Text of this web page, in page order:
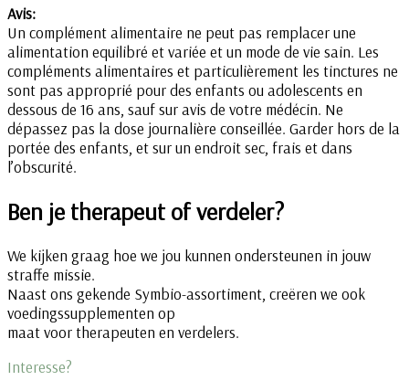
Avis:
Un complément alimentaire ne peut pas remplacer une
alimentation equilibré et variée et un mode de vie sain. Les
compléments alimentaires et particulièrement les tinctures ne
sont pas approprié pour des enfants ou adolescents en
dessous de 16 ans, sauf sur avis de votre médécin. Ne
dépassez pas la dose journalière conseillée. Garder hors de la
portée des enfants, et sur un endroit sec, frais et dans
l’obscurité.
Ben je therapeut of verdeler?
We kijken graag hoe we jou kunnen ondersteunen in jouw
straffe missie.
Naast ons gekende Symbio-assortiment, creëren we ook
voedingssupplementen op
maat voor therapeuten en verdelers.
Interesse?